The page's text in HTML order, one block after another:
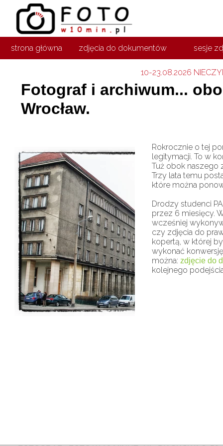
10-23.08.2026
sesje
zdjęcia do dokumentów
strona główna
Rokrocznie o tej
legitymacji. To w
Tuż obok naszego
Trzy lata temu
które można
Drodzy studenci
przez 6 miesięcy.
wcześniej
czy zdjęcia do
kopertą, w której
wykonać
można: zdjęcie do
kolejnego
Fotograf i archiwum...
Wrocław.